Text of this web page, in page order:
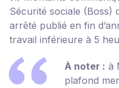
Sécurité sociale (Boss)
arrêté publié en fin
travail inférieure à 5
À noter : à
plafond